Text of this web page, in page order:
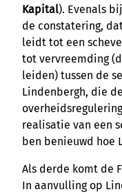
Kapital). Evenals
de constatering,
leidt tot een
tot vervreemding
leiden) tussen de
Lindenbergh, die
realisatie van een
ben benieuwd hoe
Als derde komt de
In aanvulling op